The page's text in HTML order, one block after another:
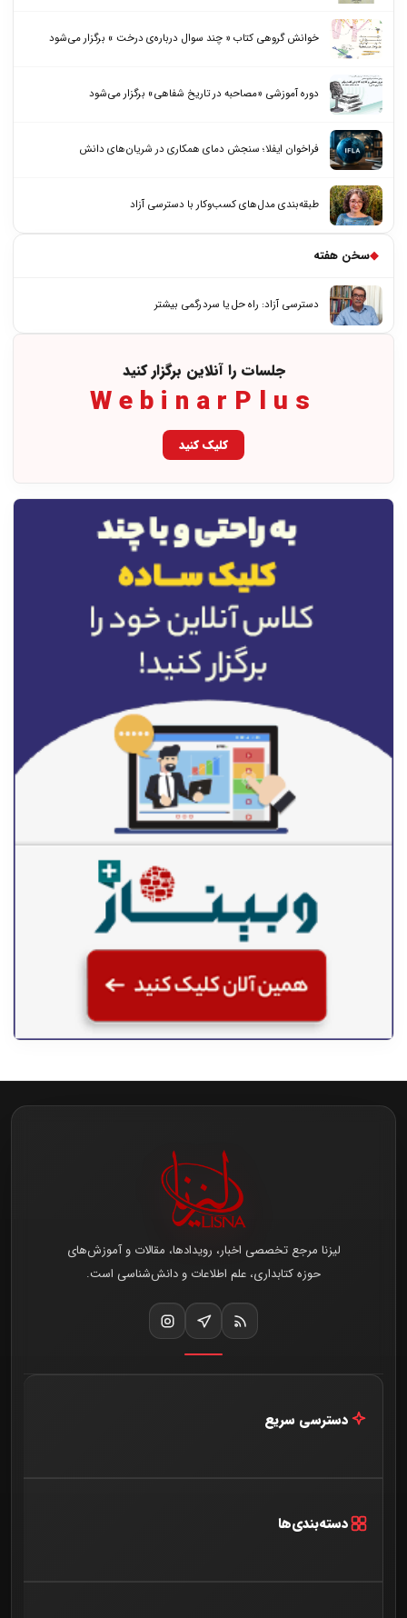
خوانش گروهی کتاب « چند سوال درباره‌ی درخت » برگزار می‌شود
دوره آموزشی «مصاحبه در تاریخ شفاهی» برگزار می‌شود
فراخوان ایفلا؛ سنجش دمای همکاری در شریان‌های دانش
طبقه‌بندی مدل‌های کسب‌وکار با دسترسی آزاد
◆سخن هفته
دسترسی آزاد: راه حل یا سردرگمی بیشتر
جلسات را آنلاین برگزار کنید
WebinarPlus
کلیک کنید
لیزنا مرجع تخصصی اخبار، رویدادها، مقالات و آموزش‌های
حوزه کتابداری، علم اطلاعات و دانش‌شناسی است.
دسترسی سریع
خانه
اخبار و مقالات
دسته‌بندی‌ها
آخرین اخبار